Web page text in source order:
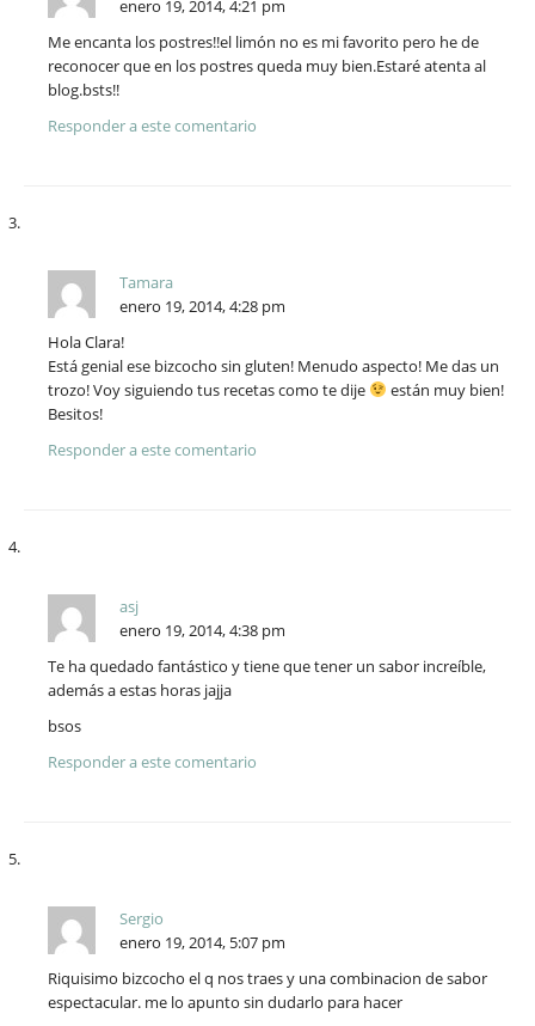
enero 19, 2014, 4:21 pm
Me encanta los postres!!el limón no es mi favorito pero he de
reconocer que en los postres queda muy bien.Estaré atenta al
blog.bsts!!
Responder a este comentario
Tamara
enero 19, 2014, 4:28 pm
Hola Clara!
Está genial ese bizcocho sin gluten! Menudo aspecto! Me das un
trozo! Voy siguiendo tus recetas como te dije
están muy bien!
Besitos!
Responder a este comentario
asj
enero 19, 2014, 4:38 pm
Te ha quedado fantástico y tiene que tener un sabor increíble,
además a estas horas jajja
bsos
Responder a este comentario
Sergio
enero 19, 2014, 5:07 pm
Riquisimo bizcocho el q nos traes y una combinacion de sabor
espectacular. me lo apunto sin dudarlo para hacer